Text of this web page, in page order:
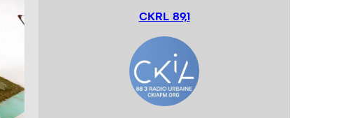
CKRL 89,1